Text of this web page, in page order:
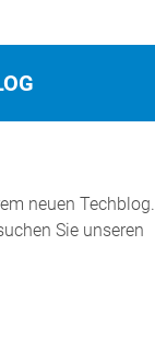
neuen Techblog.
Sie unseren